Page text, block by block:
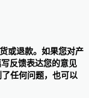
或退款。如果您对产
反馈表达您的意见
任何问题，也可以